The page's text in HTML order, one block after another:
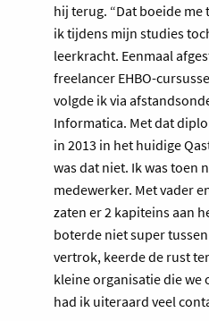
hij terug. “Dat boeide
ik tijdens mijn studies
leerkracht. Eenmaal
freelancer EHBO-
volgde ik via
Informatica. Met dat
in 2013 in het huidige
was dat niet. Ik was toen
medewerker. Met vader
zaten er 2 kapiteins aan
boterde niet super
vertrok, keerde de rust
kleine organisatie die we
had ik uiteraard veel